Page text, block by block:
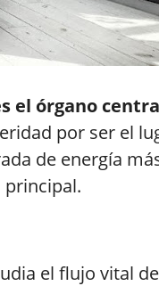
el órgano
por ser el
de energía
principal.
el flujo vital